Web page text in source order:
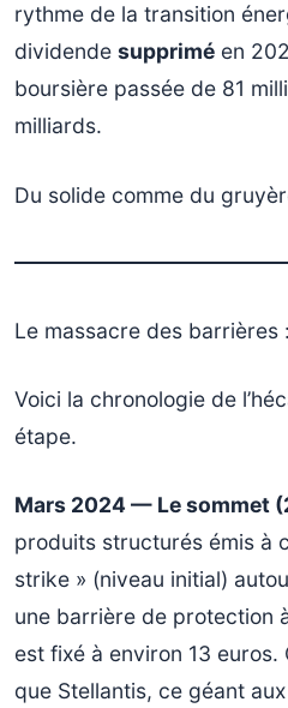
rythme de la transition
dividende supprimé en
boursière passée de 81
milliards.
Du solide comme du
Le massacre des barrières
Voici la chronologie de
étape.
Mars 2024 — Le sommet
produits structurés émis à
strike » (niveau initial)
une barrière de protection
est fixé à environ 13
que Stellantis, ce géant